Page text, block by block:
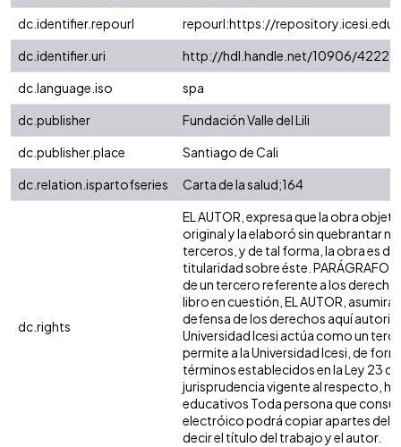
dc.identifier.repourl
repourl:https://
dc.identifier.uri
http://hdl.handle.net/10906/4222
dc.language.iso
spa
dc.publisher
Fundación Valle del Lili
dc.publisher.place
Santiago de Cali
dc.relation.ispartofseries
Carta de la salud;164
dc.rights
EL AUTOR, expresa que la obra
original y la elaboró sin quebrantar
terceros, y de tal forma, la obra es de
titularidad sobre éste.
de un tercero referente a los
libro en cuestión, EL AUTOR,
defensa de los derechos aquí
Universidad Icesi actúa como un
permite a la Universidad Icesi, de
términos establecidos en la Ley 23
jurisprudencia vigente al respecto,
educativos Toda persona que
electróico podrá copiar apartes del
decir el título del trabajo y el autor.